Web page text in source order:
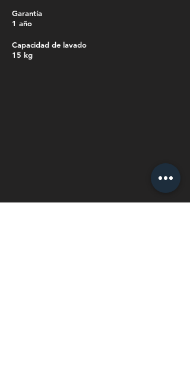
Garantía
1 año
Capacidad de lavado
15 kg